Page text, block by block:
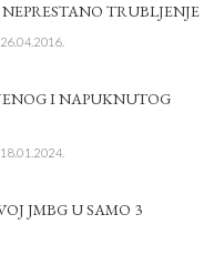
TRUBLJENJE
I NAPUKNUTOG
JMBG U SAMO 3